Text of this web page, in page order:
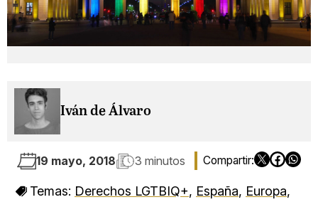
Iván de Álvaro
19 mayo, 2018 3 minutos
Temas: Derechos LGTBIQ+, España, Europa,